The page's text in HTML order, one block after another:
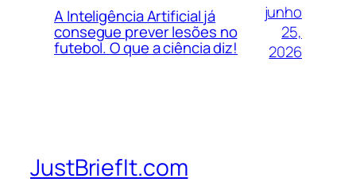
A Inteligência Artificial já
consegue prever lesões no
futebol. O que a ciência diz!
junho
25,
2026
JustBriefIt.com